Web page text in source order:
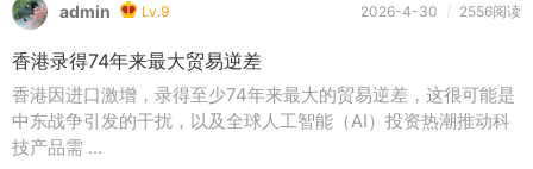
admin Lv.9 2026-4-30 / 2556阅读
香港录得74年来最大贸易逆差
香港因进口激增，录得至少74年来最大的贸易逆差，这很可能是
中东战争引发的干扰，以及全球人工智能（AI）投资热潮推动科
技产品需 ...